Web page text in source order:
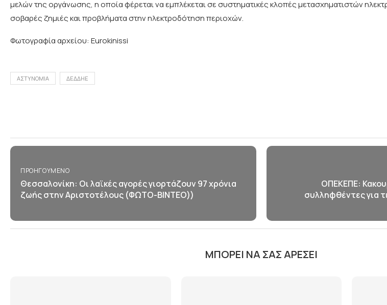
μελών της οργάνωσης, η οποία φέρεται να εμπλέκεται σε συστηματικές κλοπές μετασχηματιστών
σοβαρές ζημιές και προβλήματα στην ηλεκτροδότηση περιοχών.
Φωτογραφία αρχείου: Eurokinissi
ΑΣΤΥΝΟΜΙΑ ΔΕΔΔΗΕ
ΠΡΟΗΓΟΎΜΕΝΟ
Θεσσαλονίκη: Οι λαϊκές αγορές γιορτάζουν 97 χρόνια
ζωής στην Αριστοτέλους (ΦΩΤΟ-ΒΙΝΤΕΟ))
ΟΠΕΚΕΠΕ:
συλληφθέντες για
ΜΠΟΡΕΊ ΝΑ ΣΑΣ ΑΡΈΣΕΙ